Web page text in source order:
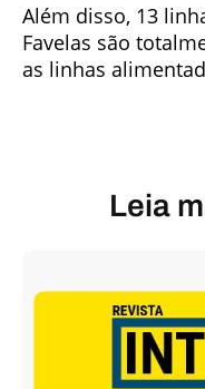
Além disso, 13
Favelas são
as linhas
Leia